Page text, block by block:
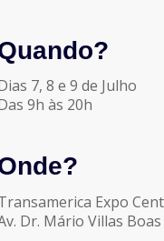
7, 8 e 9 de Julho
9h às 20h
Expo
Dr. Mário Villas